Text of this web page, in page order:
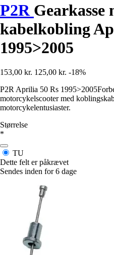
P2R Gearkasse
kabelkobling
1995>2005
153,00 kr. 125,00 kr. -18%
P2R Aprilia 50 Rs
motorcykelscooter med
motorcykelentusiaster.
Størrelse
*
TU
Dette felt er påkrævet
Sendes inden for 6 dage